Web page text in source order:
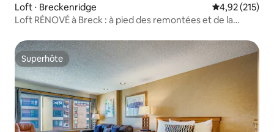
Loft ⋅ Breckenridge Évaluation
4,92 (215)
Loft RÉNOVÉ à Breck : à pied des remontées et de la
Superhôte
Superhôte